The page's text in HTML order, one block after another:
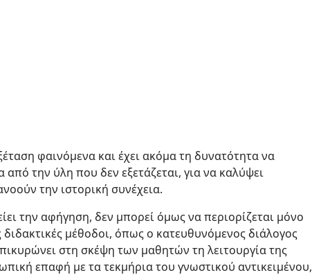
φαινόμενα και έχει ακόμα τη δυνατότητα να
την ύλη που δεν εξετάζεται, για να καλύψει
την ιστορική συνέχεια.
την αφήγηση, δεν μπορεί όμως να περιορίζεται μόνο
μέθοδοι, όπως ο κατευθυνόμενος διάλογος
στη σκέψη των μαθητών τη λειτουργία της
επαφή με τα τεκμήρια του γνωστικού αντικειμένου,